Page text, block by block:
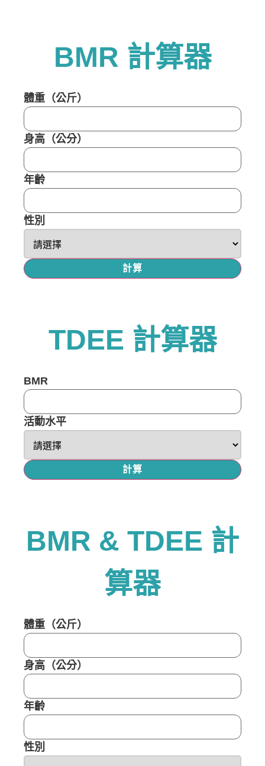
BMR 計算器
體重（公斤）
身高（公分）
年齡
性別
計算
TDEE 計算器
BMR
活動水平
計算
BMR & TDEE 計
算器
體重（公斤）
身高（公分）
年齡
性別